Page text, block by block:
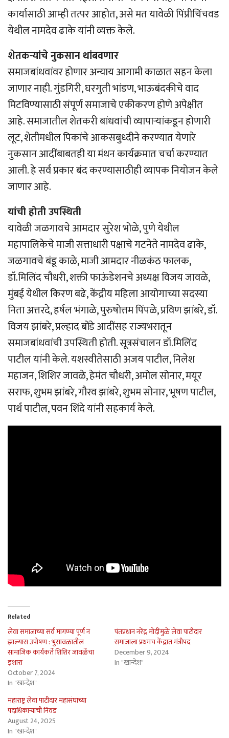
कार्यासाठी आम्ही तत्पर आहोत, असे मत यावेळी पिंप्रीचिंचवड
येथील नामदेव ढाके यांनी व्यक्त केले.
शेतकर्‍यांचे नुकसान थांबवणार
समाजबांधवांवर होणार अन्याय आगामी काळात सहन केला
जाणार नाही. गुंडगिरी, घरगुती भांडण, भाऊबंदकीचे वाद
मिटविण्यासाठी संपूर्ण समाजाचे एकीकरण होणे अपेक्षीत
आहे. समाजातील शेतकरी बांधवांची व्यापार्‍यांकडून होणारी
लूट, शेतीमधील पिकांचे आकसबुध्दीने करण्यात येणारे
नुकसान आदींबाबतही या मंथन कार्यक्रमात चर्चा करण्यात
आली. हे सर्व प्रकार बंद करण्यासाठीही व्यापक नियोजन केले
जाणार आहे.
यांची होती उपस्थिती
यावेळी जळगावचे आमदार सुरेश भोळे, पुणे येथील
महापालिकेचे माजी सत्ताधारी पक्षाचे गटनेते नामदेव ढाके,
जळगावचे बंडू काळे, माजी आमदार नीळकंठ फालक,
डॉ.मिलिंद चौधरी, शक्ती फाऊंडेशनचे अध्यक्ष विजय जावळे,
मुंबई येथील किरण बढे, केंद्रीय महिला आयोगाच्या सदस्या
निता अत्तरदे, हर्षल भंगाळे, पुरुषोत्तम पिंपळे, प्रविण झांबरे, डॉ.
विजय झांबरे, प्रल्हाद बोंडे आदींसह राज्यभरातून
समाजबांधवांची उपस्थिती होती. सूत्रसंचालन डॉ.मिलिंद
पाटील यांनी केले. यशस्वीतेसाठी अजय पाटील, निलेश
महाजन, शिशिर जावळे, हेमंत चौधरी, अमोल सोनार, मयूर
सराफ, शुभम झांबरे, गौरव झांबरे, शुभम सोनार, भूषण पाटील,
पार्थ पाटील, पवन शिंदे यांनी सहकार्य केले.
Related
लेवा समाजाच्या सर्व मागण्या पूर्ण न
झाल्यास उपोषण : भुसावळातील
सामाजिक कार्यकर्ते शिशिर जावळेंचा
इशारा
October 7, 2024
In "खान्देश"
पंतप्रधान नरेंद्र मोदींमुळे लेवा पाटीदार
समाजाला प्रथमच केंद्रात मंत्रीपद
December 9, 2024
In "खान्देश"
महाराष्ट्र लेवा पाटीदार महासंघाच्या
पदाधिकार्‍यांची निवड
August 24, 2025
In "खान्देश"